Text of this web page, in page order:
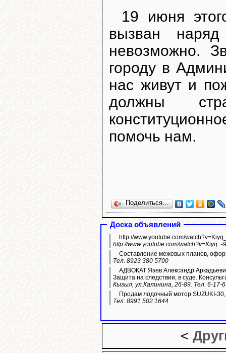
19 июня
вызван
невозможно.
городу в
нас живут и
должны
помочь нам.
Поделиться…
Доска объявлений
http://www.youtube.com/
http://www.youtube.com/watch?v=Kiyq_-
Составление межевых планов,
Тел. 8923 380 5700
АДВОКАТ Язев Александр
Защита на следствии, в суде.
Кызыл, ул.Калинина, 26-89. Тел. 6-17-
Продам лодочный мотор SUZUKI-
Тел. 8991 502 1644
<